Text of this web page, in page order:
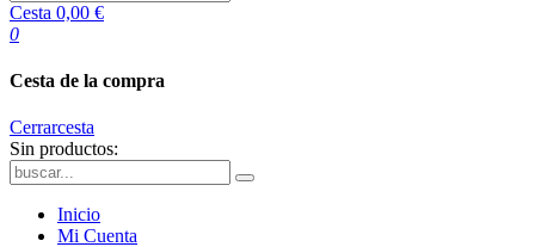
Cesta 0,00 €
0
Cesta de la compra
Cerrarcesta
Sin productos:
Inicio
Mi Cuenta